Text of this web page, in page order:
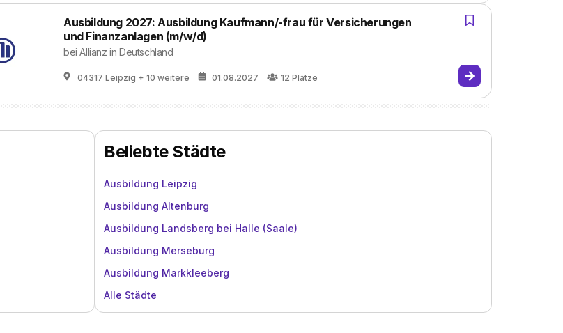
Ausbildung 2027: Ausbildung Kaufmann/-frau für Versicherungen
und Finanzanlagen (m/w/d)
beiAllianz in Deutschland
04317 Leipzig + 10 weitere 01.08.2027 12 Plätze
Beliebte Städte
Ausbildung Leipzig
Ausbildung Altenburg
Ausbildung Landsberg bei Halle (Saale)
Ausbildung Merseburg
Ausbildung Markkleeberg
Alle Städte